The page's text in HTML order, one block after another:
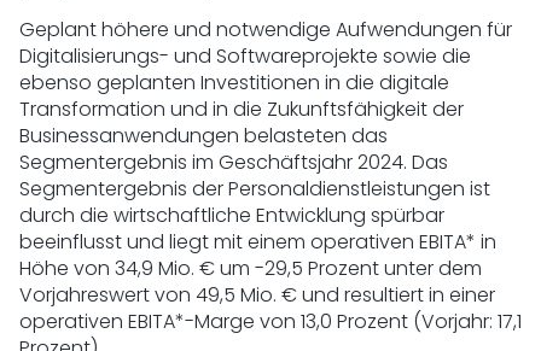
Geplant höhere und notwendige Aufwendungen für
Digitalisierungs- und Softwareprojekte sowie die
ebenso geplanten Investitionen in die digitale
Transformation und in die Zukunftsfähigkeit der
Businessanwendungen belasteten das
Segmentergebnis im Geschäftsjahr 2024. Das
Segmentergebnis der Personaldienstleistungen ist
durch die wirtschaftliche Entwicklung spürbar
beeinflusst und liegt mit einem operativen EBITA* in
Höhe von 34,9 Mio. € um -29,5 Prozent unter dem
Vorjahreswert von 49,5 Mio. € und resultiert in einer
operativen EBITA*-Marge von 13,0 Prozent (Vorjahr: 17,1